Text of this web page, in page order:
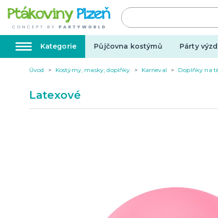
Kategorie Půjčovna kostýmů Párty
Svatby
Úvod Kostýmy, masky, doplňky Karneval Doplňky na
Latexové